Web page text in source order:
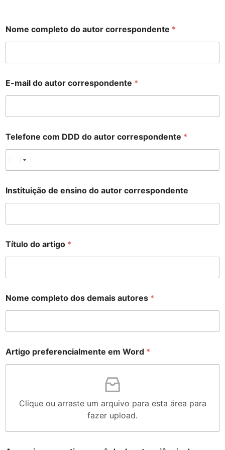
Nome completo do autor correspondente *
E-mail do autor correspondente *
Telefone com DDD do autor correspondente *
i
d
t
a
s
+
Instituição de ensino do autor correspondente
Título do artigo *
Nome completo dos demais autores *
Artigo preferencialmente em Word *
Clique ou arraste um arquivo para esta área para
fazer upload.